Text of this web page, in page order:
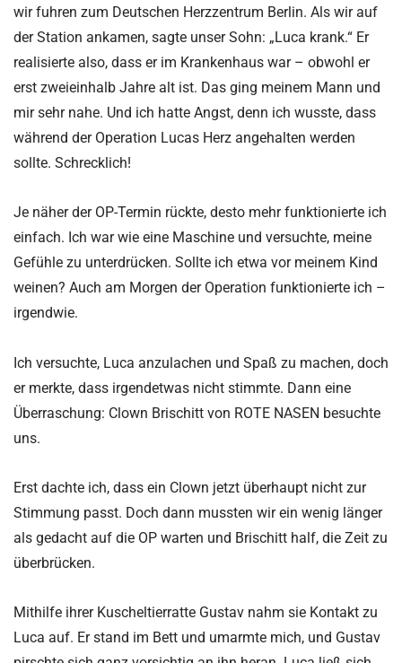
wir fuhren zum Deutschen Herzzentrum Berlin. Als wir auf
der Station ankamen, sagte unser Sohn: „Luca krank.“ Er
realisierte also, dass er im Krankenhaus war – obwohl er
erst zweieinhalb Jahre alt ist. Das ging meinem Mann und
mir sehr nahe. Und ich hatte Angst, denn ich wusste, dass
während der Operation Lucas Herz angehalten werden
sollte. Schrecklich!
Je näher der OP-Termin rückte, desto mehr funktionierte ich
einfach. Ich war wie eine Maschine und versuchte, meine
Gefühle zu unterdrücken. Sollte ich etwa vor meinem Kind
weinen? Auch am Morgen der Operation funktionierte ich –
irgendwie.
Ich versuchte, Luca anzulachen und Spaß zu machen, doch
er merkte, dass irgendetwas nicht stimmte. Dann eine
Überraschung: Clown Brischitt von ROTE NASEN besuchte
uns.
Erst dachte ich, dass ein Clown jetzt überhaupt nicht zur
Stimmung passt. Doch dann mussten wir ein wenig länger
als gedacht auf die OP warten und Brischitt half, die Zeit zu
überbrücken.
Mithilfe ihrer Kuscheltierratte Gustav nahm sie Kontakt zu
Luca auf. Er stand im Bett und umarmte mich, und Gustav